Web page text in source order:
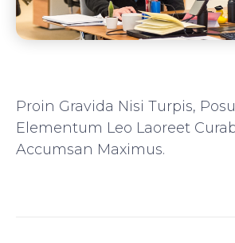
Proin Gravida Nisi Turpis,
Elementum Leo Laoreet
Accumsan Maximus.